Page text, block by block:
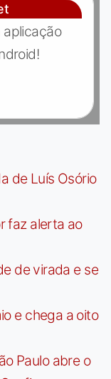
aplicação
de Luís Osório
faz alerta ao
de virada e se
e chega a oito
Paulo abre o